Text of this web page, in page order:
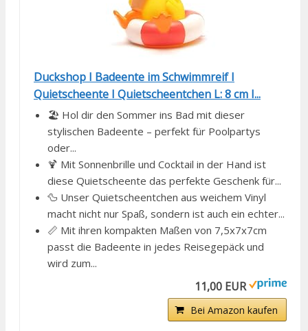
Duckshop I Badeente im Schwimmreif I
Quietscheente I Quietscheentchen L: 8 cm I...
🏖️ Hol dir den Sommer ins Bad mit dieser
stylischen Badeente – perfekt für Poolpartys
oder...
🍹 Mit Sonnenbrille und Cocktail in der Hand ist
diese Quietscheente das perfekte Geschenk für...
🦆 Unser Quietscheentchen aus weichem Vinyl
macht nicht nur Spaß, sondern ist auch ein echter...
📏 Mit ihren kompakten Maßen von 7,5x7x7cm
passt die Badeente in jedes Reisegepäck und
wird zum...
11,00 EUR
Bei Amazon kaufen